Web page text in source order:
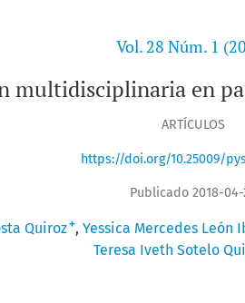
Vol. 28 Núm. 1
multidisciplinaria en
ARTÍCULOS
https://doi.org/10.25009/
Publicado 2018-04-
Quiroz+ Yessica Mercedes León
Teresa Iveth Sotelo